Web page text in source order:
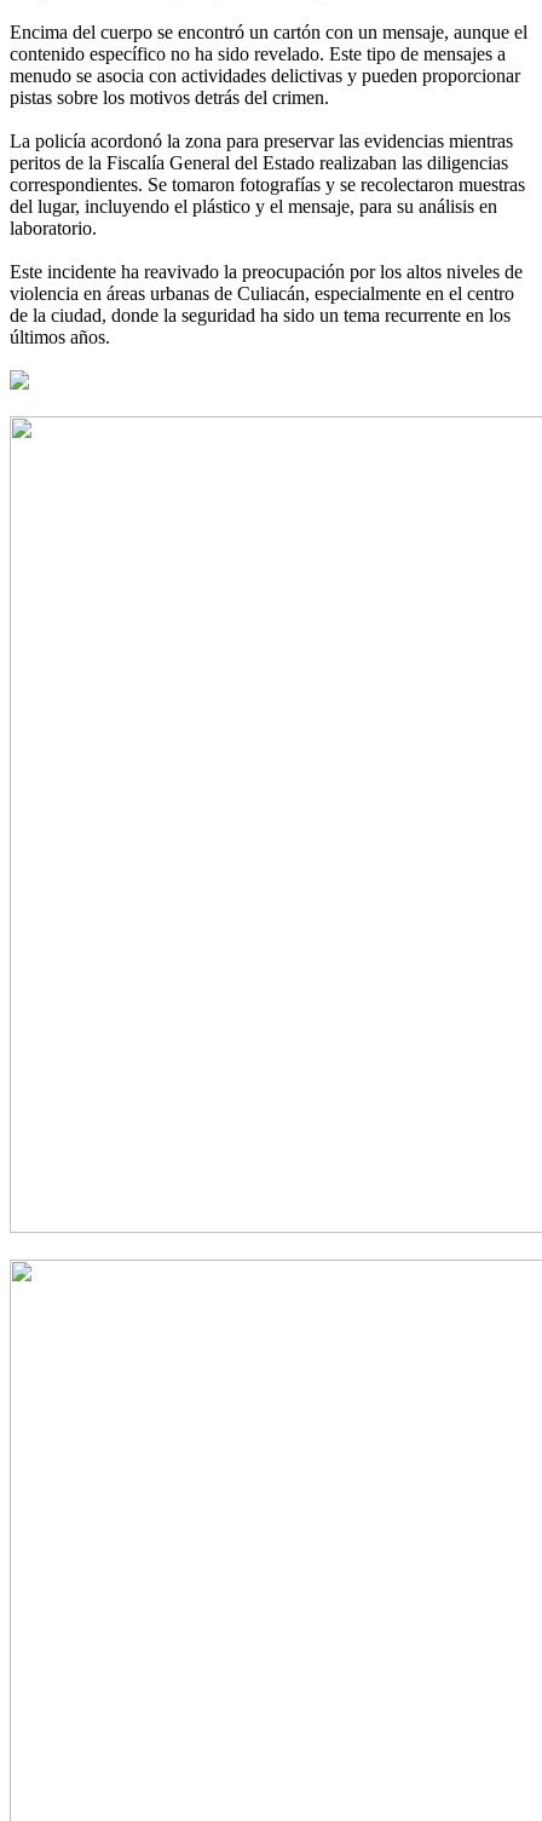
Encima del cuerpo se encontró un cartón con un mensaje, aunque el
contenido específico no ha sido revelado. Este tipo de mensajes a
menudo se asocia con actividades delictivas y pueden proporcionar
pistas sobre los motivos detrás del crimen.
La policía acordonó la zona para preservar las evidencias mientras
peritos de la Fiscalía General del Estado realizaban las diligencias
correspondientes. Se tomaron fotografías y se recolectaron muestras
del lugar, incluyendo el plástico y el mensaje, para su análisis en
laboratorio.
Este incidente ha reavivado la preocupación por los altos niveles de
violencia en áreas urbanas de Culiacán, especialmente en el centro
de la ciudad, donde la seguridad ha sido un tema recurrente en los
últimos años.